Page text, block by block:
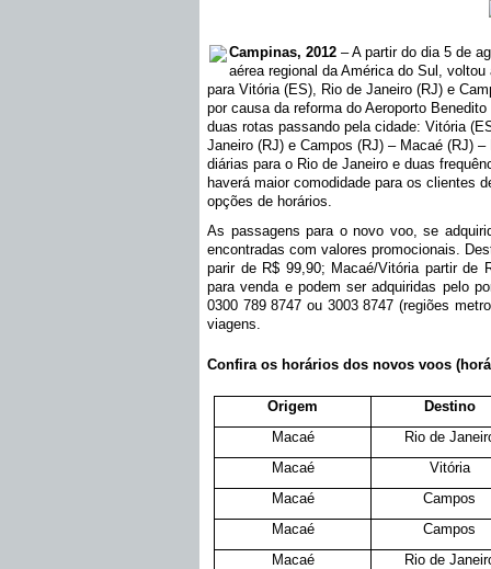
Campinas, 2012 – A partir do dia 5 de
aérea regional da América do Sul,
para Vitória (ES), Rio de Janeiro (RJ) e
por causa da reforma do Aeroporto
duas rotas passando pela cidade: Vitória
Janeiro (RJ) e Campos (RJ) – Macaé (RJ)
diárias para o Rio de Janeiro e duas
haverá maior comodidade para os clientes
opções de horários.
As passagens para o novo voo, se
encontradas com valores promocionais.
parir de R$ 99,90; Macaé/Vitória partir de
para venda e podem ser adquiridas pelo
0300 789 8747 ou 3003 8747 (regiões
viagens.
Confira os horários dos novos voos
Origem Destino
Macaé
Rio de
Macaé
Vitória
Macaé
Campos
Macaé
Campos
Macaé
Rio de